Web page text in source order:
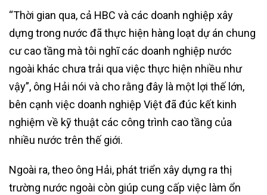
“Thời gian qua, cả HBC và các doanh nghiệp xây
dựng trong nước đã thực hiện hàng loạt dự án chung
cư cao tầng mà tôi nghĩ các doanh nghiệp nước
ngoài khác chưa trải qua việc thực hiện nhiều như
vậy”, ông Hải nói và cho rằng đây là một lợi thế lớn,
bên cạnh việc doanh nghiệp Việt đã đúc kết kinh
nghiệm về kỹ thuật các công trình cao tầng của
nhiều nước trên thế giới.
Ngoài ra, theo ông Hải, phát triển xây dựng ra thị
trường nước ngoài còn giúp cung cấp việc làm ổn